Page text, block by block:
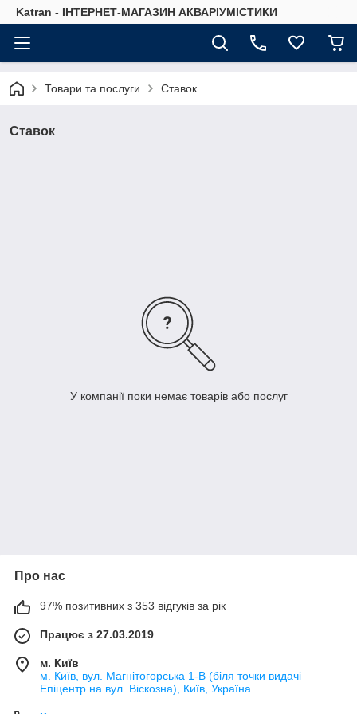
Katran - ІНТЕРНЕТ-МАГАЗИН АКВАРІУМІСТИКИ
Товари та послуги Ставок
Ставок
У компанії поки немає товарів або послуг
Про нас
97% позитивних з 353 відгуків за рік
Працює з 27.03.2019
м. Київ
м. Київ, вул. Магнітогорська 1-В (біля точки видачі
Епіцентр на вул. Віскозна), Київ, Україна